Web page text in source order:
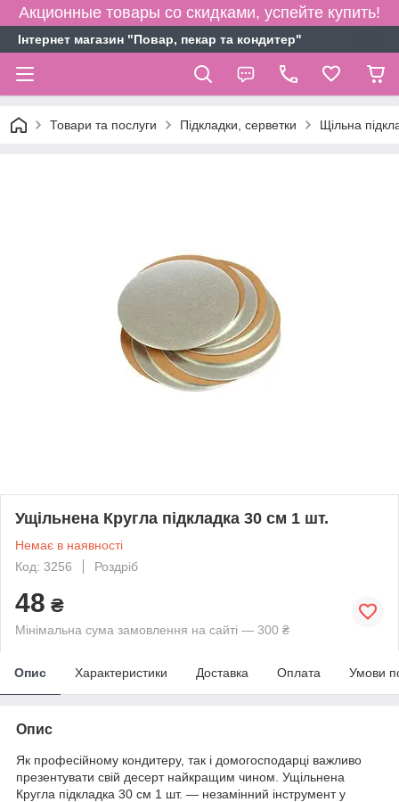
Акционные товары со скидками, успейте купить!
Інтернет магазин "Повар, пекар та кондитер"
Товари та послуги Підкладки, серветки Щільна
Ущільнена Кругла підкладка 30 см 1 шт.
Немає в наявності
Код: 3256
Роздріб
48 ₴
Мінімальна сума замовлення на сайті — 300 ₴
Опис Характеристики Доставка Оплата Умови
Опис
Як професійному кондитеру, так і домогосподарці важливо
презентувати свій десерт найкращим чином. Ущільнена
Кругла підкладка 30 см 1 шт. — незамінний інструмент у